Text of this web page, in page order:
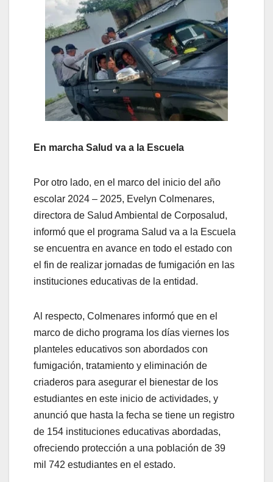
En marcha Salud va a la Escuela
Por otro lado, en el marco del inicio del año
escolar 2024 – 2025, Evelyn Colmenares,
directora de Salud Ambiental de Corposalud,
informó que el programa Salud va a la Escuela
se encuentra en avance en todo el estado con
el fin de realizar jornadas de fumigación en las
instituciones educativas de la entidad.
Al respecto, Colmenares informó que en el
marco de dicho programa los días viernes los
planteles educativos son abordados con
fumigación, tratamiento y eliminación de
criaderos para asegurar el bienestar de los
estudiantes en este inicio de actividades, y
anunció que hasta la fecha se tiene un registro
de 154 instituciones educativas abordadas,
ofreciendo protección a una población de 39
mil 742 estudiantes en el estado.